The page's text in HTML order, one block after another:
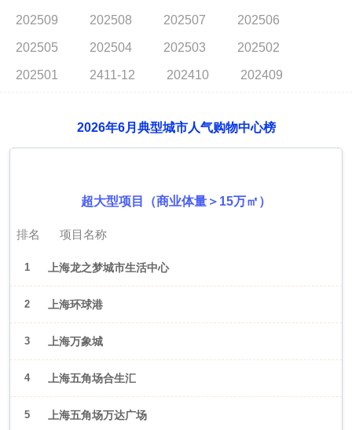
202509 202508 202507 202506
202505 202504 202503 202502
202501 2411-12 202410 202409
2026年6月典型城市人气购物中心榜
超大型项目（商业体量＞15万㎡）
排名 项目名称
1 上海龙之梦城市生活中心
2 上海环球港
3 上海万象城
4 上海五角场合生汇
5 上海五角场万达广场